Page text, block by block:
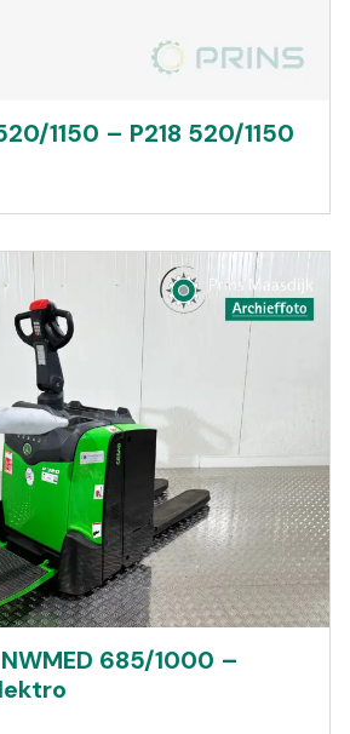
1150 – P218 520/1150
685/1000 –